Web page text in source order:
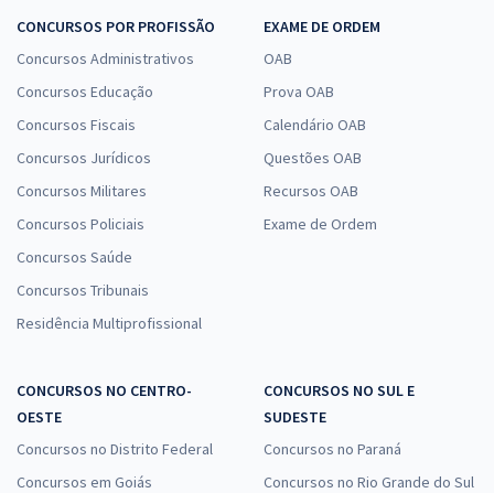
CONCURSOS POR PROFISSÃO
Concursos Administrativos
Concursos Educação
Concursos Fiscais
Concursos Jurídicos
Concursos Militares
Concursos Policiais
Concursos Saúde
Concursos Tribunais
Residência Multiprofissional
EXAME DE ORDEM
OAB
Prova OAB
Calendário OAB
Questões OAB
Recursos OAB
Exame de Ordem
CONCURSOS NO CENTRO-
OESTE
Concursos no Distrito Federal
Concursos em Goiás
CONCURSOS NO SUL E
SUDESTE
Concursos no Paraná
Concursos no Rio Grande do Sul